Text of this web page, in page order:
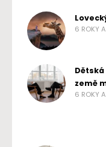
6 ROKY
země
6 ROKY